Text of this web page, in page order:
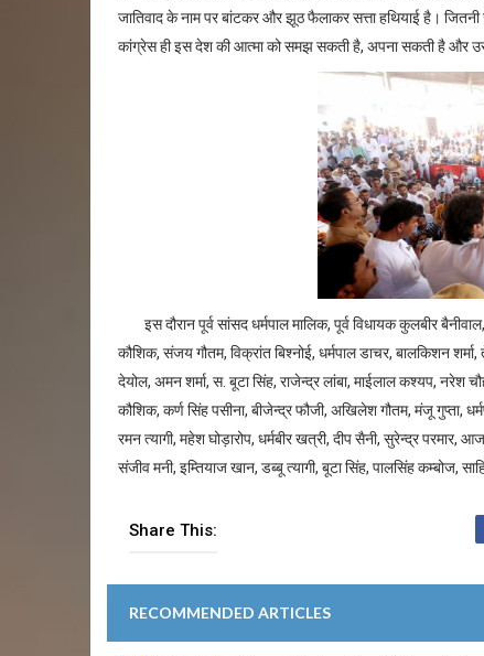
जातिवाद के नाम पर बांटकर और झूठ फैलाकर सत्ता हथियाई है।
कांग्रेस ही इस देश की आत्मा को समझ सकती है, अपना सकती है और
इस दौरान पूर्व सांसद धर्मपाल मालिक, पूर्व विधायक कुलबीर
कौशिक, संजय गौतम, विक्रांत बिश्नोई, धर्मपाल डाचर, बालकिशन
देयोल, अमन शर्मा, स. बूटा सिंह, राजेन्द्र लांबा, माईलाल कश्यप, नरेश
कौशिक, कर्ण सिंह पसीना, बीजेन्द्र फौजी, अखिलेश गौतम, मंजू गुप्ता,
रमन त्यागी, महेश घोड़ारोप, धर्मबीर खत्री, दीप सैनी, सुरेन्द्र परमार,
संजीव मनी, इम्तियाज खान, डब्बू त्यागी, बूटा सिंह, पालसिंह कम्बोज,
Share This:
RECOMMENDED ARTICLES